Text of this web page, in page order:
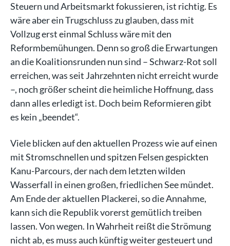
Steuern und Arbeitsmarkt fokussieren, ist richtig. Es
wäre aber ein Trugschluss zu glauben, dass mit
Vollzug erst einmal Schluss wäre mit den
Reformbemühungen. Denn so groß die Erwartungen
an die Koalitionsrunden nun sind – Schwarz-Rot soll
erreichen, was seit Jahrzehnten nicht erreicht wurde
–, noch größer scheint die heimliche Hoffnung, dass
dann alles erledigt ist. Doch beim Reformieren gibt
es kein „beendet“.
Viele blicken auf den aktuellen Prozess wie auf einen
mit Stromschnellen und spitzen Felsen gespickten
Kanu-Parcours, der nach dem letzten wilden
Wasserfall in einen großen, friedlichen See mündet.
Am Ende der aktuellen Plackerei, so die Annahme,
kann sich die Republik vorerst gemütlich treiben
lassen. Von wegen. In Wahrheit reißt die Strömung
nicht ab, es muss auch künftig weiter gesteuert und